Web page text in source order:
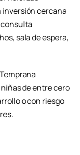
cercana
sala de espera,
de entre cero
o con riesgo